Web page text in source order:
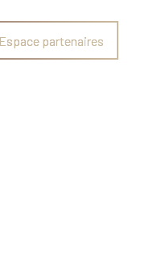
Espace partenaires